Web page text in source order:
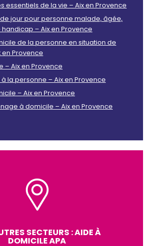
essentiels de la vie – Aix en Provence
jour pour personne malade, âgée,
– Aix en Provence
de la personne en situation de
Provence
– Aix en Provence
la personne – Aix en Provence
– Aix en Provence
à domicile – Aix en Provence
SECTEURS : AIDE À
DOMICILE APA